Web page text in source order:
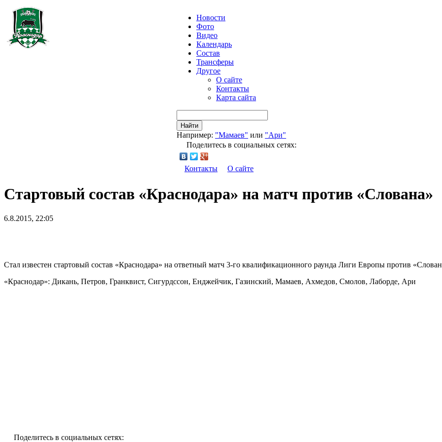
Новости
Фото
Видео
Календарь
Состав
Трансферы
Другое
О сайте
Контакты
Карта сайта
Найти
Например: "Мамаев" или "Ари"
Поделитесь в социальных сетях:
Контакты О сайте
Стартовый состав «Краснодара» на матч против «Слована»
6.8.2015, 22:05
Стал известен стартовый состав «Краснодара» на ответный матч 3-го квалификационного раунда Лиги Европы против
«Краснодар»: Дикань, Петров, Гранквист, Сигурдссон, Енджейчик, Газинский, Мамаев, Ахмедов, Смолов, Лаборде, Ари
Поделитесь в социальных сетях: